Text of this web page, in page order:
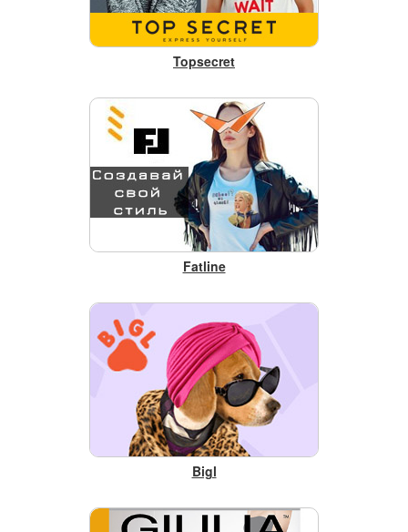
Topsecret
Fatline
Bigl